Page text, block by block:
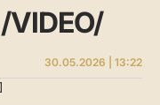
30.05.2026 | 13:22